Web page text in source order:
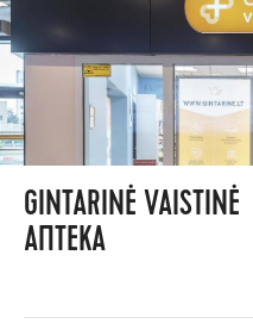
GINTARINĖ VAISTINĖ
АПТЕКА